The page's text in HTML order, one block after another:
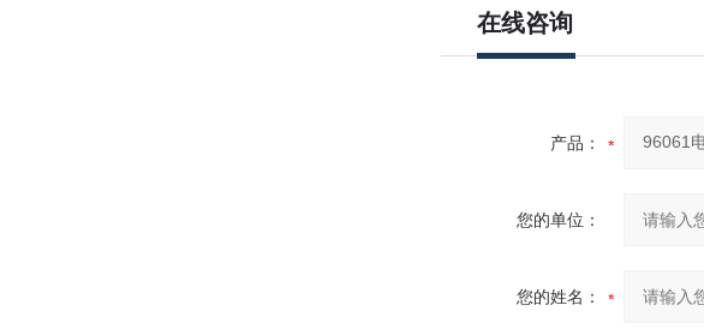
在线咨询
产品：
您的单位：
您的姓名：